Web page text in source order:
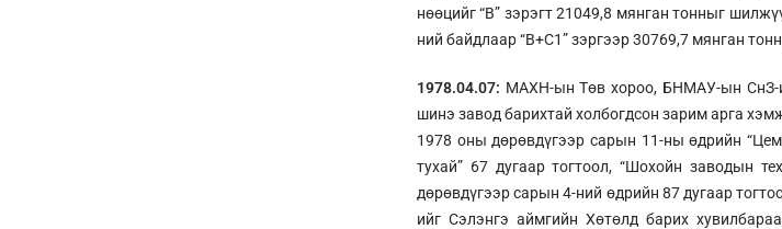
нөөцийг “В” зэрэгт 21049,8 мянган тонныг
ний байдлаар “В+С1” зэргээр 30769,7 мянган
1978.04.07: МАХН-ын Төв хороо, БНМАУ-ын СнЗ-
шинэ завод барихтай холбогдсон зарим арга
1978 оны дөрөвдүгээр сарын 11-ны өдрийн
тухай” 67 дугаар тогтоол, “Шохойн заводын
дөрөвдүгээр сарын 4-ний өдрийн 87 дугаар
ийг Сэлэнгэ аймгийн Хөтөлд барих